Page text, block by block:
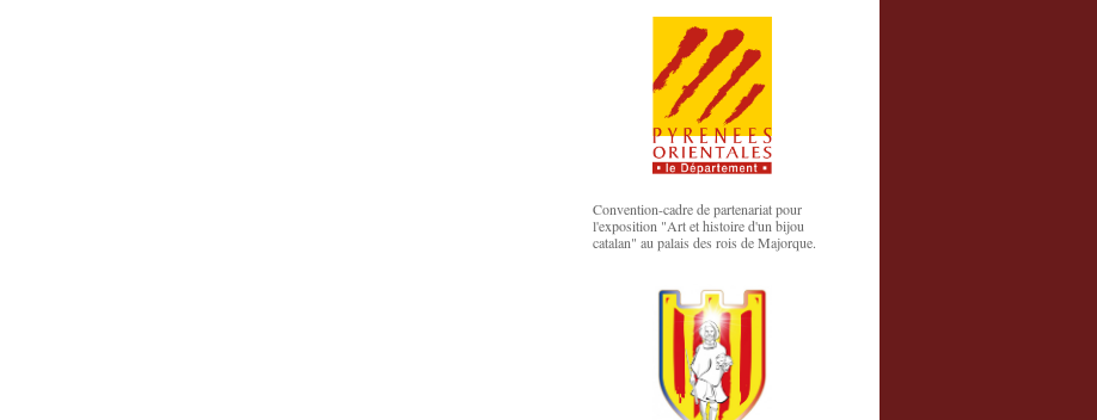
Convention-cadre de partenariat pour
l'exposition "Art et histoire d'un bijou
catalan" au palais des rois de Majorque.